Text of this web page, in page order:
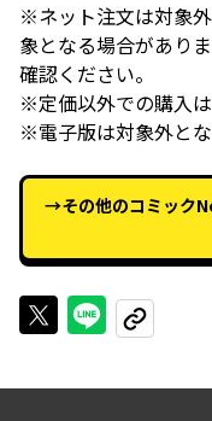
※ネット注文は対象
象となる場合があり
確認ください。
※定価以外での購入は
※電子版は対象外とな
→その他のコミック
Xで投稿する
LINEでシェ
URLをコピ